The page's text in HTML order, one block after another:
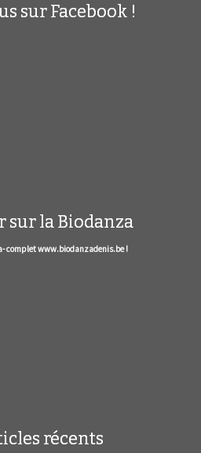
sur Facebook !
sur la Biodanza
complet www.biodanzadenis.be !
récents